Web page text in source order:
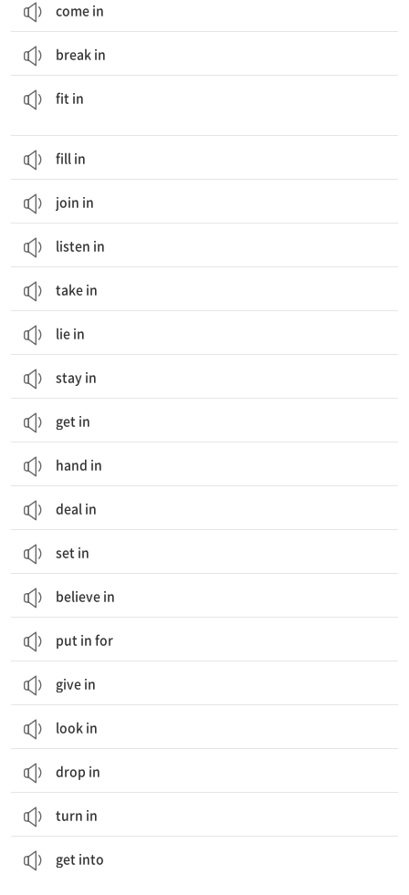
come in
break in
fit in
fill in
join in
listen in
take in
lie in
stay in
get in
hand in
deal in
set in
believe in
put in for
give in
look in
drop in
turn in
get into